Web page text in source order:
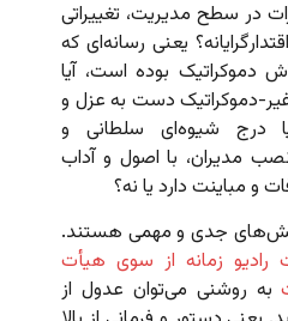
در سطح مدیریت، تغییراتی
یعنی رسانه‌ای که
بوده است، آیا
دموکراتیک دست به عزل و
درج شیوه‌ای سلطانی و
نصب مدیران، با اصول و آداب
و مباینت دارد یا نه؟
جدی و مهمی هستند.
رادیو زمانه از سوی هیأت
به روشنی می‌توان عدول از